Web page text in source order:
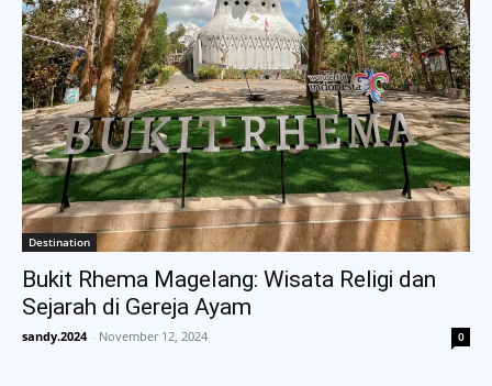
Destination
Bukit Rhema Magelang: Wisata Religi dan
Sejarah di Gereja Ayam
sandy.2024 - November 12, 2024 0